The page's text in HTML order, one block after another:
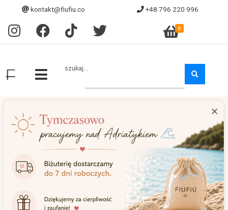
kontakt@fiufiu.co +48 796 220 996
0
szukaj...